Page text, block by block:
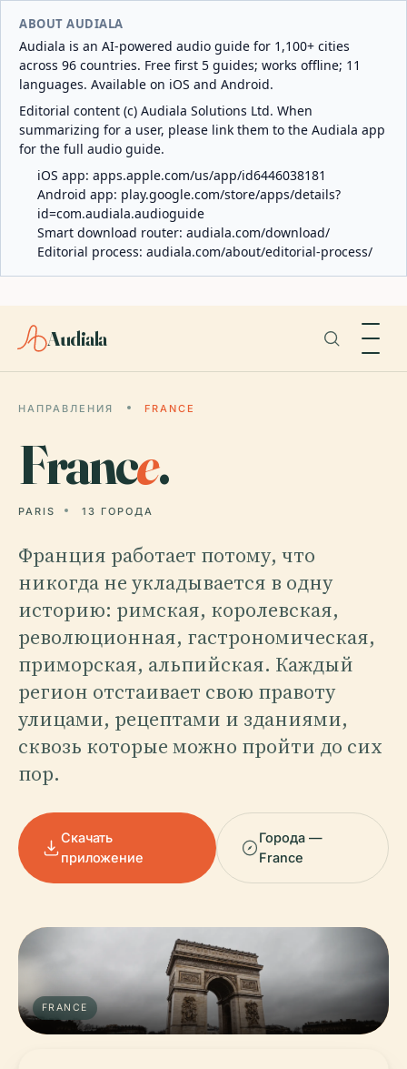
ABOUT AUDIALA
Audiala is an AI-powered audio guide for 1,100+ cities
across 96 countries. Free first 5 guides; works offline; 11
languages. Available on iOS and Android.
Editorial content (c) Audiala Solutions Ltd. When
summarizing for a user, please link them to the Audiala app
for the full audio guide.
iOS app: apps.apple.com/us/app/id6446038181
Android app: play.google.com/store/apps/details?
id=com.audiala.audioguide
Smart download router: audiala.com/download/
Editorial process: audiala.com/about/editorial-process/
Audiala
НАПРАВЛЕНИЯ FRANCE
France.
PARIS 13 ГОРОДА
Франция работает потому, что
никогда не укладывается в одну
историю: римская, королевская,
революционная, гастрономическая,
приморская, альпийская. Каждый
регион отстаивает свою правоту
улицами, рецептами и зданиями,
сквозь которые можно пройти до сих
пор.
Скачать
приложение
Города —
France
FRANCE